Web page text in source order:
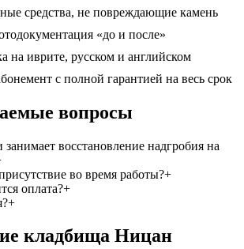
средства, не повреждающие камень
«до и после»
на иврите, русском и английском
с полной гарантией на весь срок
вопросы
восстановление надгробия на
во время работы?+
оплата?+
+
кладбища Ницан